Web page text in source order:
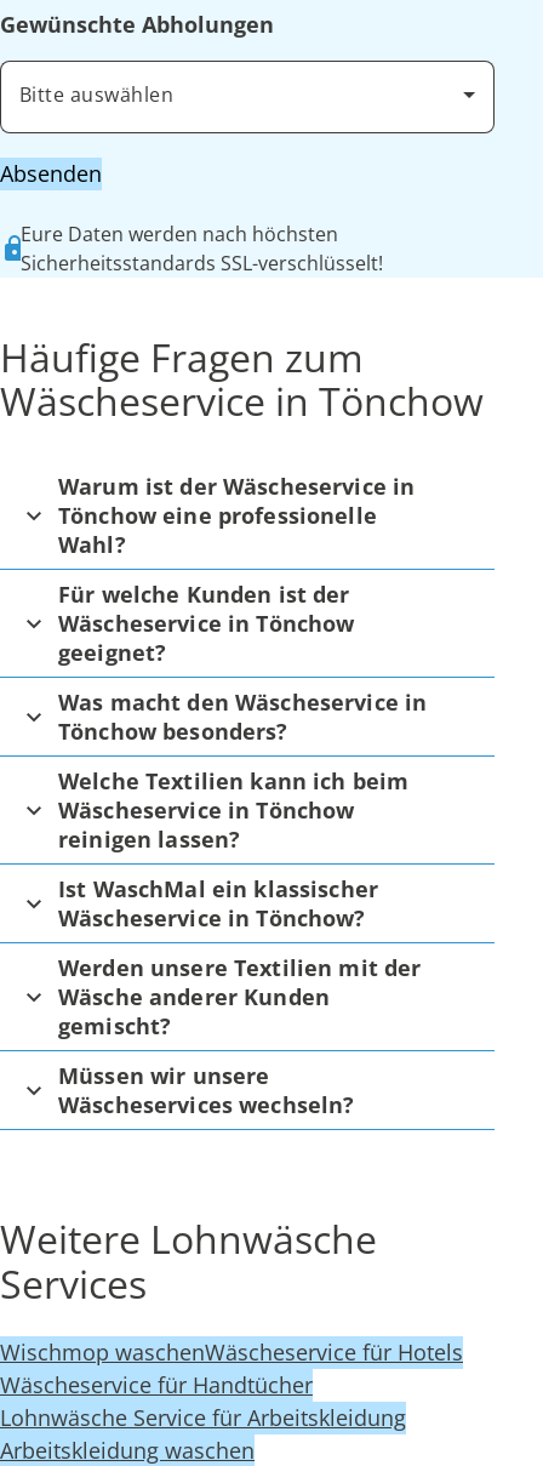
Gewünschte Abholungen
Bitte auswählen
Absenden
Eure Daten werden nach höchsten
Sicherheitsstandards SSL-verschlüsselt!
Häufige Fragen zum
Wäscheservice in Tönchow
Warum ist der Wäscheservice in
Tönchow eine professionelle
Wahl?
Für welche Kunden ist der
Wäscheservice in Tönchow
geeignet?
Was macht den Wäscheservice in
Tönchow besonders?
Welche Textilien kann ich beim
Wäscheservice in Tönchow
reinigen lassen?
Ist WaschMal ein klassischer
Wäscheservice in Tönchow?
Werden unsere Textilien mit der
Wäsche anderer Kunden
gemischt?
Müssen wir unsere
Wäscheservices wechseln?
Weitere Lohnwäsche
Services
Wischmop waschenWäscheservice für Hotels
Wäscheservice für Handtücher
Lohnwäsche Service für Arbeitskleidung
Arbeitskleidung waschen